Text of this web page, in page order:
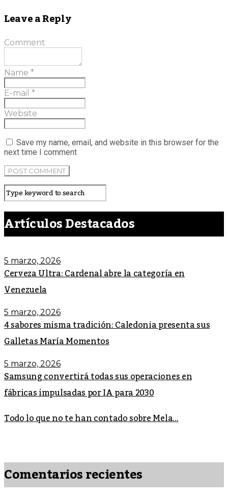
Leave a Reply
Comment
Name *
E-mail *
Website
Save my name, email, and website in this browser for the
next time I comment
Artículos Destacados
5 marzo, 2026
Cerveza Ultra: Cardenal abre la categoría en
Venezuela
5 marzo, 2026
4 sabores misma tradición: Caledonia presenta sus
Galletas María Momentos
5 marzo, 2026
Samsung convertirá todas sus operaciones en
fábricas impulsadas por IA para 2030
Todo lo que no te han contado sobre Mela...
Comentarios recientes